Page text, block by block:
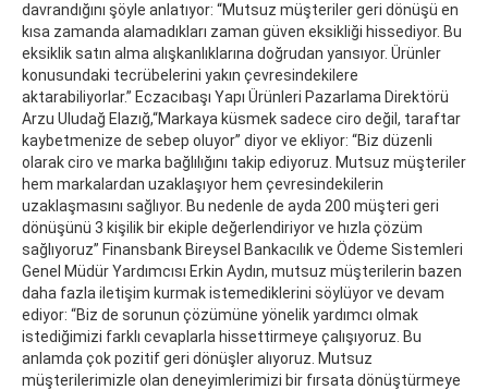
davrandığını şöyle anlatıyor: “Mutsuz müşteriler geri dönüşü en
kısa zamanda alamadıkları zaman güven eksikliği hissediyor. Bu
eksiklik satın alma alışkanlıklarına doğrudan yansıyor. Ürünler
konusundaki tecrübelerini yakın çevresindekilere
aktarabiliyorlar.” Eczacıbaşı Yapı Ürünleri Pazarlama Direktörü
Arzu Uludağ Elazığ,“Markaya küsmek sadece ciro değil, taraftar
kaybetmenize de sebep oluyor” diyor ve ekliyor: “Biz düzenli
olarak ciro ve marka bağlılığını takip ediyoruz. Mutsuz müşteriler
hem markalardan uzaklaşıyor hem çevresindekilerin
uzaklaşmasını sağlıyor. Bu nedenle de ayda 200 müşteri geri
dönüşünü 3 kişilik bir ekiple değerlendiriyor ve hızla çözüm
sağlıyoruz” Finansbank Bireysel Bankacılık ve Ödeme Sistemleri
Genel Müdür Yardımcısı Erkin Aydın, mutsuz müşterilerin bazen
daha fazla iletişim kurmak istemediklerini söylüyor ve devam
ediyor: “Biz de sorunun çözümüne yönelik yardımcı olmak
istediğimizi farklı cevaplarla hissettirmeye çalışıyoruz. Bu
anlamda çok pozitif geri dönüşler alıyoruz. Mutsuz
müşterilerimizle olan deneyimlerimizi bir fırsata dönüştürmeye